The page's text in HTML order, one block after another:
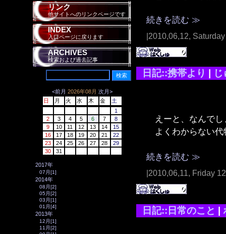
リンク
他サイトへのリンクページです
INDEX
入口ページに戻ります
ARCHIVES
検索および過去記事
<前月 2026年08月 次月>
日
月 火 水 木 金
土
1
2
3 4 5 6 7
8
9
10 11 12 13 14
15
16
17 18 19 20 21
22
23
24 25 26 27 28
29
30
31
2017年
07月[1]
2014年
08月[2]
05月[2]
03月[1]
01月[4]
2013年
12月[1]
11月[2]
続きを読む ≫
|2010,06,12,
日記::携帯より
えーと、なんでし
よくわからない代
続きを読む ≫
|2010,06,11, Friday
日記::日常のこと |